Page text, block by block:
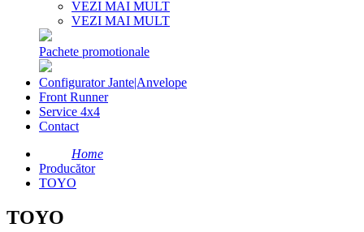
VEZI MAI MULT
VEZI MAI MULT
Pachete promotionale
Configurator Jante|Anvelope
Front Runner
Service 4x4
Contact
Home
Producător
TOYO
TOYO